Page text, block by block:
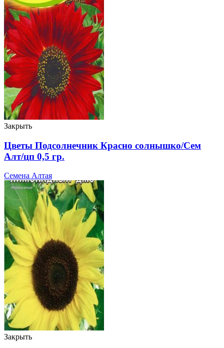
Закрыть
Цветы Подсолнечник Красно солнышко/Сем
Алт/цп 0,5 гр.
Семена Алтая
Закрыть